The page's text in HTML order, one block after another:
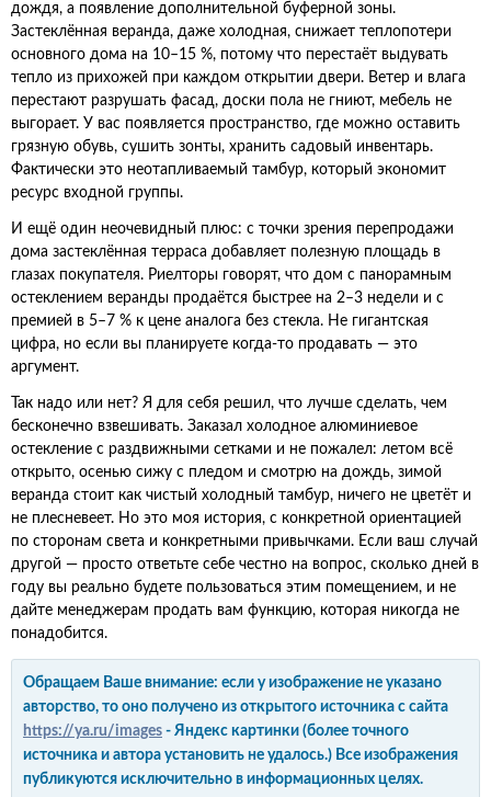
дождя, а появление дополнительной буферной зоны.
Застеклённая веранда, даже холодная, снижает теплопотери
основного дома на 10–15 %, потому что перестаёт выдувать
тепло из прихожей при каждом открытии двери. Ветер и влага
перестают разрушать фасад, доски пола не гниют, мебель не
выгорает. У вас появляется пространство, где можно оставить
грязную обувь, сушить зонты, хранить садовый инвентарь.
Фактически это неотапливаемый тамбур, который экономит
ресурс входной группы.
И ещё один неочевидный плюс: с точки зрения перепродажи
дома застеклённая терраса добавляет полезную площадь в
глазах покупателя. Риелторы говорят, что дом с панорамным
остеклением веранды продаётся быстрее на 2–3 недели и с
премией в 5–7 % к цене аналога без стекла. Не гигантская
цифра, но если вы планируете когда-то продавать — это
аргумент.
Так надо или нет? Я для себя решил, что лучше сделать, чем
бесконечно взвешивать. Заказал холодное алюминиевое
остекление с раздвижными сетками и не пожалел: летом всё
открыто, осенью сижу с пледом и смотрю на дождь, зимой
веранда стоит как чистый холодный тамбур, ничего не цветёт и
не плесневеет. Но это моя история, с конкретной ориентацией
по сторонам света и конкретными привычками. Если ваш случай
другой — просто ответьте себе честно на вопрос, сколько дней в
году вы реально будете пользоваться этим помещением, и не
дайте менеджерам продать вам функцию, которая никогда не
понадобится.
Обращаем Ваше внимание: если у изображение не указано
авторство, то оно получено из открытого источника с сайта
https://ya.ru/images - Яндекс картинки (более точного
источника и автора установить не удалось.) Все изображения
публикуются исключительно в информационных целях.